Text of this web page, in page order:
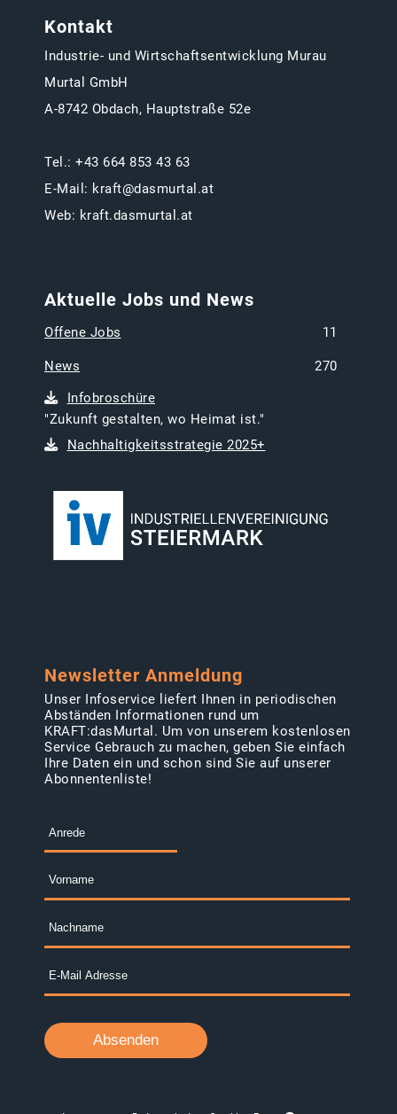
Kontakt
Industrie- und Wirtschaftsentwicklung Murau
Murtal GmbH
A-8742 Obdach, Hauptstraße 52e
Tel.: +43 664 853 43 63
E-Mail: kraft@dasmurtal.at
Web: kraft.dasmurtal.at
Aktuelle Jobs und News
Offene Jobs 11
News
270
Infobroschüre
"Zukunft gestalten, wo Heimat ist."
Nachhaltigkeitsstrategie 2025+
Newsletter Anmeldung
Unser Infoservice liefert Ihnen in periodischen
Abständen Informationen rund um
KRAFT:dasMurtal. Um von unserem kostenlosen
Service Gebrauch zu machen, geben Sie einfach
Ihre Daten ein und schon sind Sie auf unserer
Abonnentenliste!